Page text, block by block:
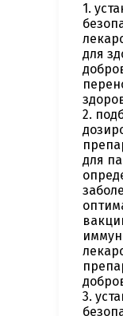
1.
для
2.
для
3.